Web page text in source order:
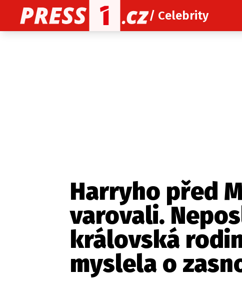
/ Celebrity
Harryho před
varovali.
královská
myslela o